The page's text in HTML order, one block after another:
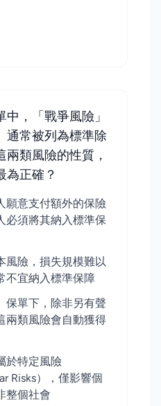
，「戰爭風險」
通常被列為標準除
兩類風險的性質，
為正確？
願意支付額外的保險
必須將其納入標準保
風險，損失規模難以
不宜納入標準保障
保單下，除非另有聲
兩類風險會自動獲得
於特定風險
Risks），僅影響個
整個社會